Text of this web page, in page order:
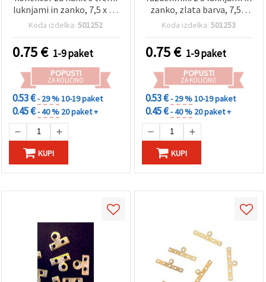
luknjami in zanko, 7,5 x 14
mm, srebrne barve – 50
Koda izdelka:501252
0.75€ 1-9 paket
POPUSTI
ZA KOLIČINO
0.53 €- 29 %10-19 paket
0.45 €- 40 % 20 paket +
KUPI
zanko, zlata barva, 7,5 x
14 mm – 50 kos, idealni za
Koda izdelka:501253
0.75€ 1-9 paket
POPUSTI
ZA KOLIČINO
0.53 €- 29 %10-19 paket
0.45 €- 40 % 20 paket +
KUPI